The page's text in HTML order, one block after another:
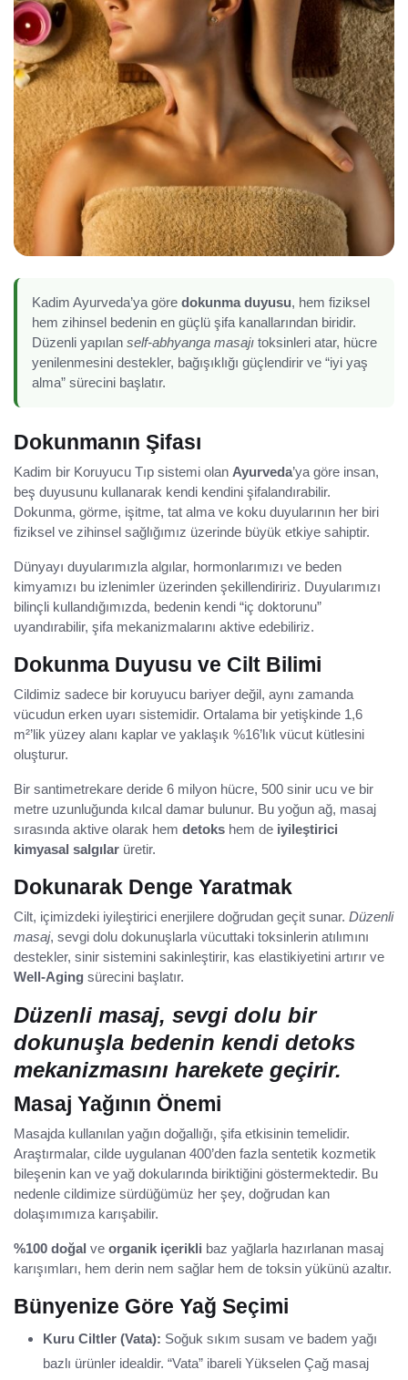
Kadim Ayurveda’ya göre dokunma duyusu, hem fiziksel
hem zihinsel bedenin en güçlü şifa kanallarından biridir.
Düzenli yapılan self-abhyanga masajı toksinleri atar, hücre
yenilenmesini destekler, bağışıklığı güçlendirir ve “iyi yaş
alma” sürecini başlatır.
Dokunmanın Şifası
Kadim bir Koruyucu Tıp sistemi olan Ayurveda’ya göre insan,
beş duyusunu kullanarak kendi kendini şifalandırabilir.
Dokunma, görme, işitme, tat alma ve koku duyularının her biri
fiziksel ve zihinsel sağlığımız üzerinde büyük etkiye sahiptir.
Dünyayı duyularımızla algılar, hormonlarımızı ve beden
kimyamızı bu izlenimler üzerinden şekillendiririz. Duyularımızı
bilinçli kullandığımızda, bedenin kendi “iç doktorunu”
uyandırabilir, şifa mekanizmalarını aktive edebiliriz.
Dokunma Duyusu ve Cilt Bilimi
Cildimiz sadece bir koruyucu bariyer değil, aynı zamanda
vücudun erken uyarı sistemidir. Ortalama bir yetişkinde 1,6
m²’lik yüzey alanı kaplar ve yaklaşık %16’lık vücut kütlesini
oluşturur.
Bir santimetrekare deride 6 milyon hücre, 500 sinir ucu ve bir
metre uzunluğunda kılcal damar bulunur. Bu yoğun ağ, masaj
sırasında aktive olarak hem detoks hem de iyileştirici
kimyasal salgılar üretir.
Dokunarak Denge Yaratmak
Cilt, içimizdeki iyileştirici enerjilere doğrudan geçit sunar. Düzenli
masaj, sevgi dolu dokunuşlarla vücuttaki toksinlerin atılımını
destekler, sinir sistemini sakinleştirir, kas elastikiyetini artırır ve
Well-Aging sürecini başlatır.
Düzenli masaj, sevgi dolu bir
dokunuşla bedenin kendi detoks
mekanizmasını harekete geçirir.
Masaj Yağının Önemi
Masajda kullanılan yağın doğallığı, şifa etkisinin temelidir.
Araştırmalar, cilde uygulanan 400’den fazla sentetik kozmetik
bileşenin kan ve yağ dokularında biriktiğini göstermektedir. Bu
nedenle cildimize sürdüğümüz her şey, doğrudan kan
dolaşımımıza karışabilir.
%100 doğal ve organik içerikli baz yağlarla hazırlanan masaj
karışımları, hem derin nem sağlar hem de toksin yükünü azaltır.
Bünyenize Göre Yağ Seçimi
Kuru Ciltler (Vata): Soğuk sıkım susam ve badem yağı
bazlı ürünler idealdir. “Vata” ibareli Yükselen Çağ masaj